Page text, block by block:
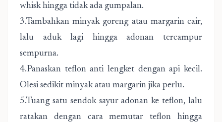
whisk hingga tidak ada gumpalan.
3.Tambahkan minyak goreng atau margarin cair,
lalu aduk lagi hingga adonan tercampur
sempurna.
4.Panaskan teflon anti lengket dengan api kecil.
Olesi sedikit minyak atau margarin jika perlu.
5.Tuang satu sendok sayur adonan ke teflon, lalu
ratakan dengan cara memutar teflon hingga